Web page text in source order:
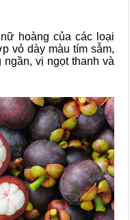
hoàng của các loại
vỏ dày màu tím sẫm,
vị ngọt thanh và